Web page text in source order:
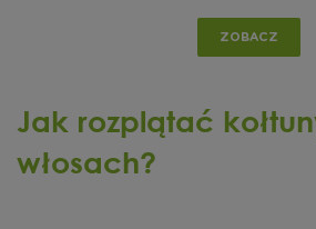
ZOBACZ
Jak rozplątać
włosach?